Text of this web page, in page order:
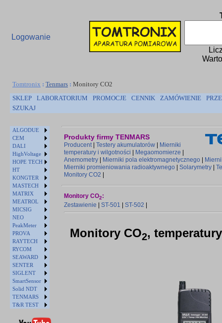
Logowanie
Tomtronix : Tenmars : Monitory CO2
SKLEP
LABORATORIUM PROMOCJE CENNIK ZAMÓWIENIE
SZUKAJ
ALGODUE
CEM
DALI
HighVoltage
HOPE TECH
HT
KONGTER
MASTECH
MATRIX
MEATROL
MICSIG
NEO
PeakMeter
PROVA
RAYTECH
RYCOM
SEAWARD
SENTER
SIGLENT
SmartSensor
Solid NDT
TENMARS
T&R TEST
Produkty firmy TENMARS
Producent| Testery akumulatorów
Mierniki
temperatury i wilgotności
Megaomomierze
Anemometry
Mierniki pola elektromagnetycznego
Mierniki promieniowania radioaktywnego
Solarymetry
Monitory CO2
Monitory CO2:
Zestawienie
ST-501 ST-502
Monitory CO2,